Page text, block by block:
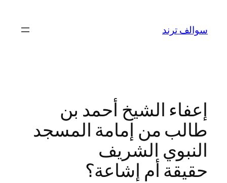
المحتوى
سوالف ترند
إعفاء الشيخ أحمد بن
طالب من إمامة المسجد
النبوي الشريف
حقيقة أم إشاعة؟